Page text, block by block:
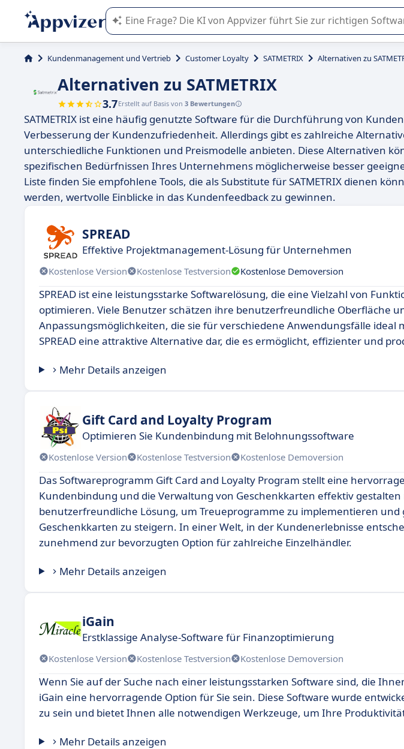
Die KI von Appvizer führt Sie bei der Nutzung oder Auswahl von
Kundenmanagement und Vertrieb Customer Loyalty SATMETRIX Alternativen zu
Alternativen zu SATMETRIX
3.7Erstellt auf Basis von 3 Bewertungen
SATMETRIX ist eine häufig genutzte Software für die Durchführung von
Verbesserung der Kundenzufriedenheit. Allerdings gibt es zahlreiche
unterschiedliche Funktionen und Preismodelle anbieten. Diese Alternativen
spezifischen Bedürfnissen Ihres Unternehmens möglicherweise besser
Liste finden Sie empfohlene Tools, die als Substitute für SATMETRIX dienen
werden, wertvolle Einblicke in das Kundenfeedback zu gewinnen.
SPREAD
Effektive Projektmanagement-Lösung für Unternehmen
Kostenlose Version Kostenlose Testversion Kostenlose Demoversion
SPREAD ist eine leistungsstarke Softwarelösung, die eine Vielzahl von
optimieren. Viele Benutzer schätzen ihre benutzerfreundliche Oberfläche
Anpassungsmöglichkeiten, die sie für verschiedene Anwendungsfälle ideal
SPREAD eine attraktive Alternative dar, die es ermöglicht, effizienter und
Mehr Details anzeigen
Gift Card and Loyalty Program
Optimieren Sie Kundenbindung mit Belohnungssoftware
Kostenlose Version Kostenlose Testversion Kostenlose Demoversion
Das Softwareprogramm Gift Card and Loyalty Program stellt eine
Kundenbindung und die Verwaltung von Geschenkkarten effektiv gestalten
benutzerfreundliche Lösung, um Treueprogramme zu implementieren und
Geschenkkarten zu steigern. In einer Welt, in der Kundenerlebnisse
zunehmend zur bevorzugten Option für zahlreiche Einzelhändler.
Mehr Details anzeigen
iGain
Erstklassige Analyse-Software für Finanzoptimierung
Kostenlose Version Kostenlose Testversion Kostenlose Demoversion
Wenn Sie auf der Suche nach einer leistungsstarken Software sind, die
iGain eine hervorragende Option für Sie sein. Diese Software wurde
zu sein und bietet Ihnen alle notwendigen Werkzeuge, um Ihre
Mehr Details anzeigen